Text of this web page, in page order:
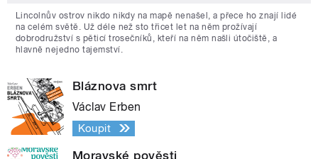
Lincolnův ostrov nikdo nikdy na mapě nenašel, a přece ho znají lidé
na celém světě. Už déle než sto třicet let na něm prožívají
dobrodružství s pěticí trosečníků, kteří na něm našli útočiště, a
hlavně nejedno tajemství.
Bláznova smrt
Václav Erben
Koupit
Moravské pověsti